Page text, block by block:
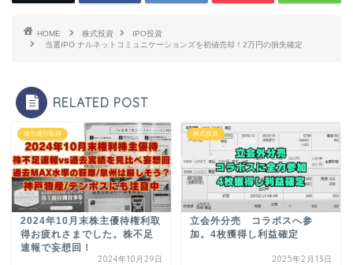
HOME 株式投資
IPO投資
当選IPO ナルネットコミュニケーションズを初値売却！2万円の損失確定
RELATED POST
株主優待取得
2024年10月末株主優待権利取
得お疲れさまでした。株不足
速報で妄想回！
2024年10月29日
株式投資
立会外分売 コラボスへ参
加。4枚獲得し利益確定
2025年2月13日